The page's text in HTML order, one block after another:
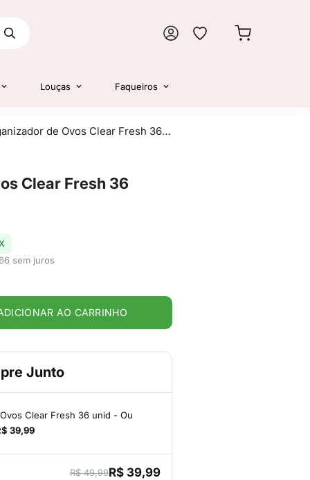
Louças Faqueiros
Organizador de Ovos Clear Fresh 36 unid - Ou
Clear Fresh 36
sem juros
AO CARRINHO
Junto
Clear Fresh 36 unid - Ou
39,99
R$ 49,99R$ 39,99